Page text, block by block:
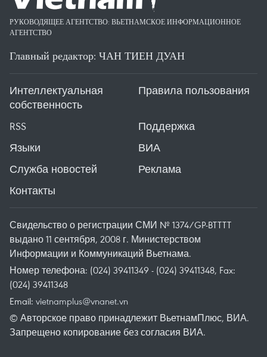
РУКОВОДЯЩЕЕ АГЕНТСТВО: ВЬЕТНАМСКОЕ ИНФОРМАЦИОННОЕ
АГЕНТСТВО
Главный редактор: ЧАН ТИЕН ДУАН
Интеллектуальная
собственность
Правила пользования
RSS
Поддержка
Языки
ВИА
Служба новостей
Реклама
Контакты
Свидельство о регистрации СМИ № 1374/GP-BTTTT
выдано 11 сентября, 2008 г. Министерством
Информации и Коммуникаций Вьетнама.
Номер телефона: (024) 39411349 - (024) 39411348, Fax:
(024) 39411348
Email: vietnamplus@vnanet.vn
© Авторское право принадлежит ВьетнамПлюс, ВИА.
Запрещено копирование без согласия ВИА.